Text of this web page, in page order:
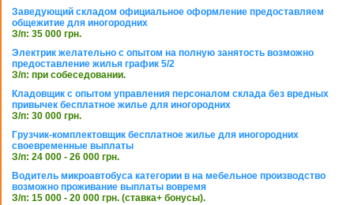
Заведующий складом официальное оформление предоставляем
общежитие для иногородних
З/п: 35 000 грн.
Электрик желательно с опытом на полную занятость возможно
предоставление жилья график 5/2
З/п: при собеседовании.
Кладовщик с опытом управления персоналом склада без вредных
привычек бесплатное жилье для иногородних
З/п: 30 000 грн.
Грузчик-комплектовщик бесплатное жилье для иногородних
своевременные выплаты
З/п: 24 000 - 26 000 грн.
Водитель микроавтобуса категории в на мебельное производство
возможно проживание выплаты вовремя
З/п: 15 000 - 20 000 грн. (ставка+ бонусы).